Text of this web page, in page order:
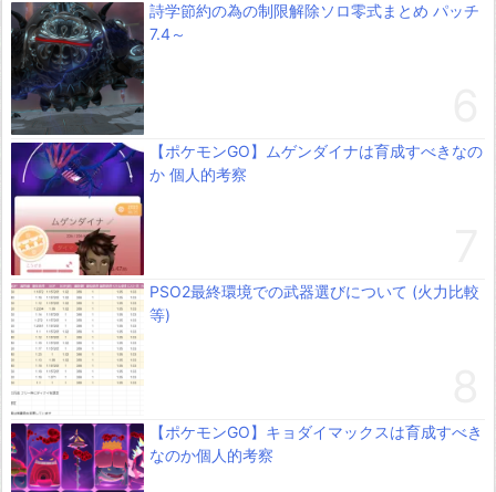
詩学節約の為の制限解除ソロ零式まとめ パッチ
7.4～
【ポケモンGO】ムゲンダイナは育成すべきなの
か 個人的考察
PSO2最終環境での武器選びについて (火力比較
等)
【ポケモンGO】キョダイマックスは育成すべき
なのか個人的考察